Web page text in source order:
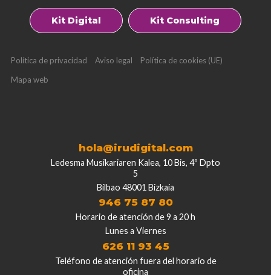
Kit Digital Kit Consulting
Política de privacidad Aviso legal
Política de cookies (UE)
Mapa web
hola@irudigital.com
Ledesma Musikariaren Kalea, 10 Bis, 4º Dpto
5
Bilbao 48001 Bizkaia
946 75 87 80
Horario de atención de 9 a 20 h
Lunes a Viernes
626 11 93 45
Teléfono de atención fuera del horario de
oficina